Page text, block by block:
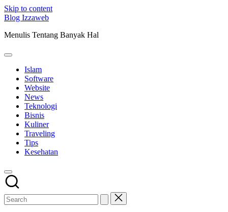
Skip to content
Blog Izzaweb
Menulis Tentang Banyak Hal
Islam
Software
Website
News
Teknologi
Bisnis
Kuliner
Traveling
Tips
Kesehatan